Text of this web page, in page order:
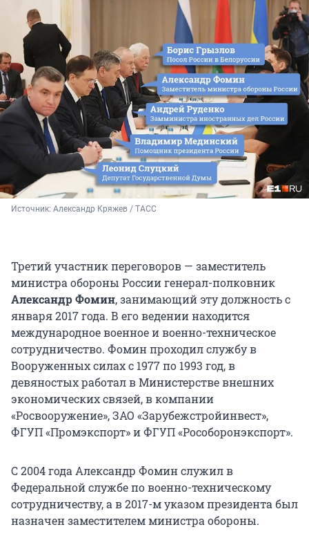
Источник: Александр Кряжев / ТАСС
Третий участник переговоров — заместитель
министра обороны России генерал-полковник
Александр Фомин, занимающий эту должность с
января 2017 года. В его ведении находится
международное военное и военно-техническое
сотрудничество. Фомин проходил службу в
Вооруженных силах с 1977 по 1993 год, в
девяностых работал в Министерстве внешних
экономических связей, в компании
«Росвооружение», ЗАО «Зарубежстройинвест»,
ФГУП «Промэкспорт» и ФГУП «Рособоронэкспорт».
С 2004 года Александр Фомин служил в
Федеральной службе по военно-техническому
сотрудничеству, а в 2017-м указом президента был
назначен заместителем министра обороны.